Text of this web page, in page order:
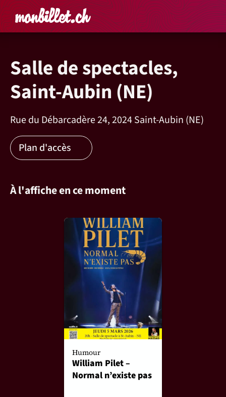
Accueil Rechercher un
Panier
Salle de spectacles,
Saint-Aubin (NE)
Rue du Débarcadère 24, 2024 Saint-Aubin (NE)
Plan d'accès
À l'affiche en ce moment
Humour
William Pilet –
Normal n’existe pas